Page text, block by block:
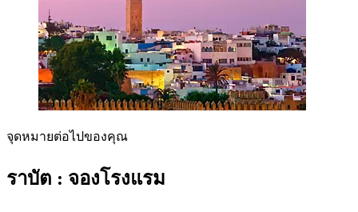
จุดหมายต่อไปของคุณ
ราบัต : จองโรงแรม